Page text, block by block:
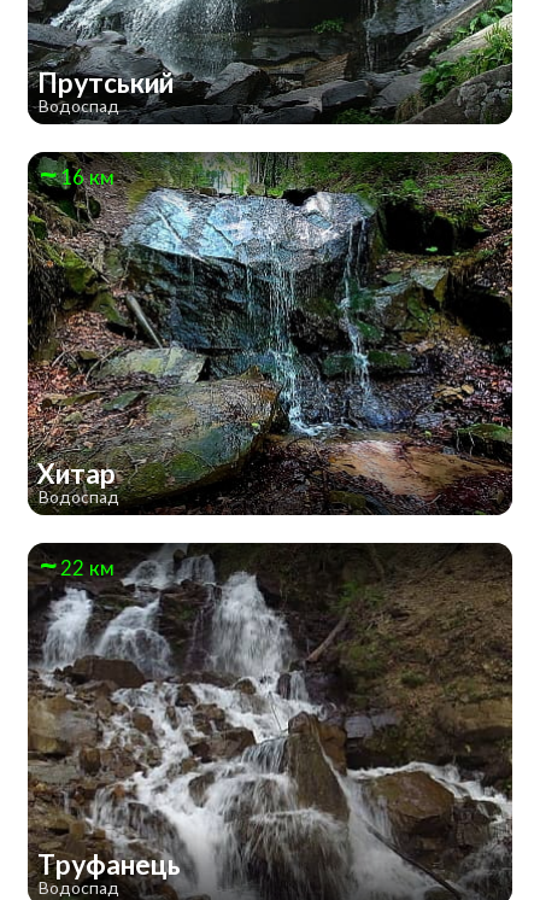
Прутський
Водоспад
16 км
Хитар
Водоспад
22 км
Труфанець
Водоспад